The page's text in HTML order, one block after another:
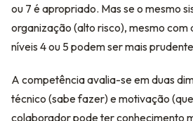
ou 7 é apropriado. Mas se o mesmo
organização (alto risco), mesmo com
níveis 4 ou 5 podem ser mais
A competência avalia-se em duas
técnico (sabe fazer) e motivação
colaborador pode ter conhecimento